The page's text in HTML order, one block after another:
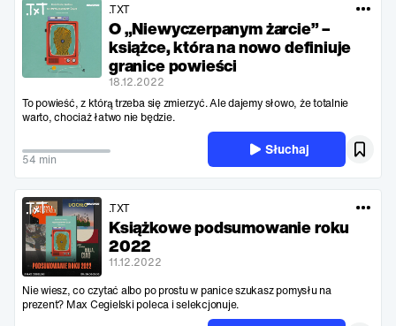
.TXT
O „Niewyczerpanym żarcie” –
książce, która na nowo definiuje
granice powieści
18.12.2022
To powieść, z którą trzeba się zmierzyć. Ale dajemy słowo, że totalnie
warto, chociaż łatwo nie będzie.
54 min
Słuchaj
.TXT
Książkowe podsumowanie roku
2022
11.12.2022
Nie wiesz, co czytać albo po prostu w panice szukasz pomysłu na
prezent? Max Cegielski poleca i selekcjonuje.